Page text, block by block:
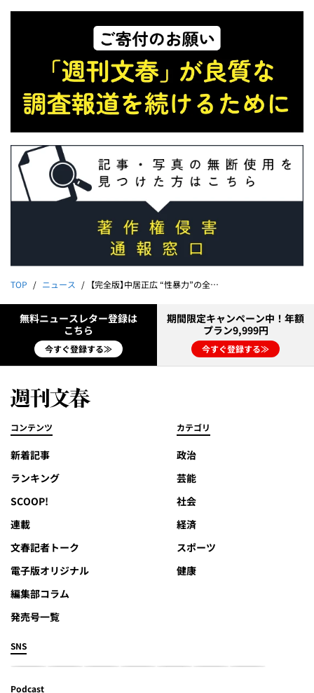
TOP ニュース 【完全版】中居正広 “性暴力”の全貌が分かった！《通知書に「不同意性交等罪」の文字が》
無料ニュースレター登録は
こちら
今すぐ登録する≫
期間限定キャンペーン中！年額
プラン9,999円
今すぐ登録する≫
コンテンツ
新着記事
ランキング
SCOOP!
連載
文春記者トーク
電子版オリジナル
編集部コラム
発売号一覧
カテゴリ
政治
芸能
社会
経済
スポーツ
健康
SNS
Podcast